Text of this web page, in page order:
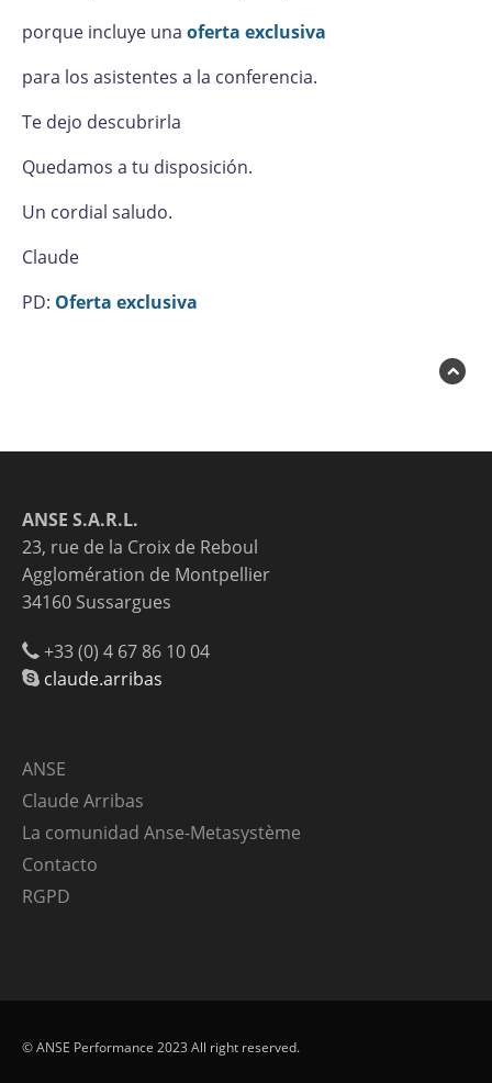
porque incluye una oferta exclusiva
para los asistentes a la conferencia.
Te dejo descubrirla
Quedamos a tu disposición.
Un cordial saludo.
Claude
PD: Oferta exclusiva
ANSE S.A.R.L.
23, rue de la Croix de Reboul
Agglomération de Montpellier
34160 Sussargues
+33 (0) 4 67 86 10 04
claude.arribas
ANSE
Claude Arribas
La comunidad Anse-Metasystème
Contacto
RGPD
© ANSE Performance 2023 All right reserved.